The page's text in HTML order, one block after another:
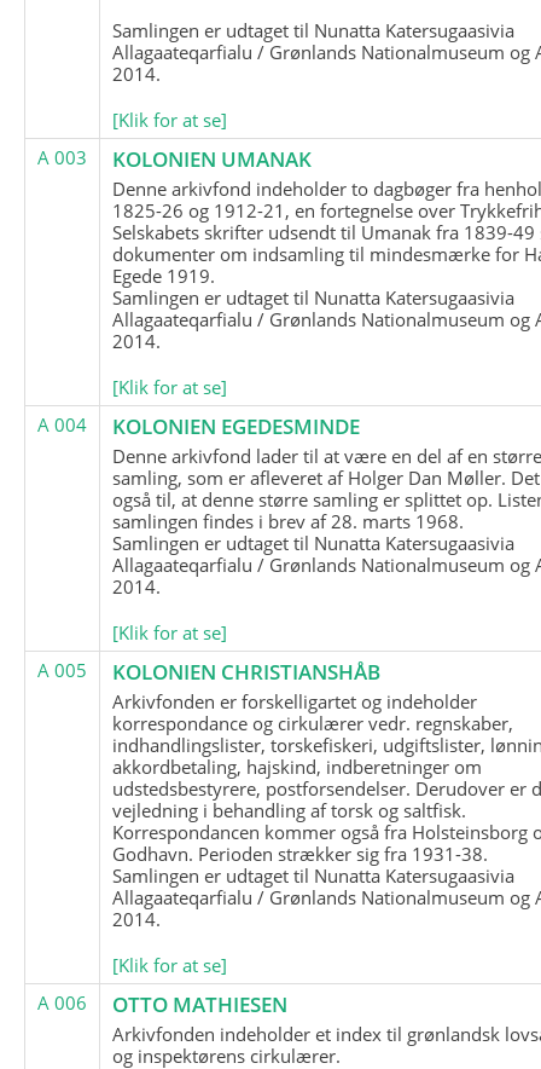
Samlingen er udtaget til Nunatta Katersugaasivia
Allagaateqarfialu / Grønlands Nationalmuseum og
2014.
[Klik for at se]
A 003
KOLONIEN UMANAK
Denne arkivfond indeholder to dagbøger fra
1825-26 og 1912-21, en fortegnelse over
Selskabets skrifter udsendt til Umanak fra 1839-49
dokumenter om indsamling til mindesmærke for
Egede 1919.
Samlingen er udtaget til Nunatta Katersugaasivia
Allagaateqarfialu / Grønlands Nationalmuseum og
2014.
[Klik for at se]
A 004
KOLONIEN EGEDESMINDE
Denne arkivfond lader til at være en del af en
samling, som er afleveret af Holger Dan Møller.
også til, at denne større samling er splittet op.
samlingen findes i brev af 28. marts 1968.
Samlingen er udtaget til Nunatta Katersugaasivia
Allagaateqarfialu / Grønlands Nationalmuseum og
2014.
[Klik for at se]
A 005
KOLONIEN CHRISTIANSHÅB
Arkivfonden er forskelligartet og indeholder
korrespondance og cirkulærer vedr. regnskaber,
indhandlingslister, torskefiskeri, udgiftslister,
akkordbetaling, hajskind, indberetninger om
udstedsbestyrere, postforsendelser. Derudover er
vejledning i behandling af torsk og saltfisk.
Korrespondancen kommer også fra Holsteinsborg
Godhavn. Perioden strækker sig fra 1931-38.
Samlingen er udtaget til Nunatta Katersugaasivia
Allagaateqarfialu / Grønlands Nationalmuseum og
2014.
[Klik for at se]
A 006
OTTO MATHIESEN
Arkivfonden indeholder et index til grønlandsk
og inspektørens cirkulærer.